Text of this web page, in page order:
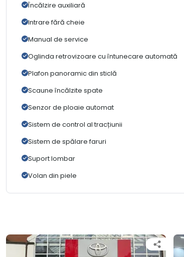
Încălzire auxiliară
Intrare fără cheie
Manual de service
Oglinda retrovizoare cu întunecare automată
Plafon panoramic din sticlă
Scaune încălzite spate
Senzor de ploaie automat
Sistem de control al tracțiunii
Sistem de spălare faruri
Suport lombar
Volan din piele